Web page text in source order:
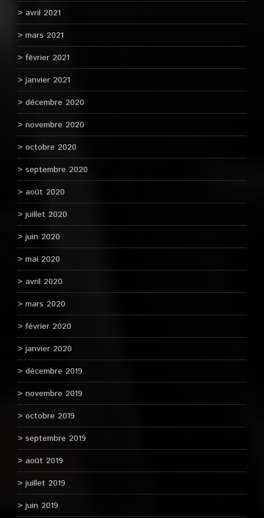
avril 2021
mars 2021
février 2021
janvier 2021
décembre 2020
novembre 2020
octobre 2020
septembre 2020
août 2020
juillet 2020
juin 2020
mai 2020
avril 2020
mars 2020
février 2020
janvier 2020
décembre 2019
novembre 2019
octobre 2019
septembre 2019
août 2019
juillet 2019
juin 2019